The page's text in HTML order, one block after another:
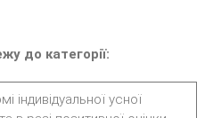
до категорії:
індивідуальної усної